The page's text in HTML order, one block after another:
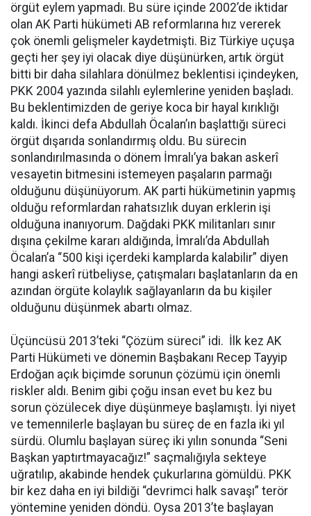
örgüt eylem yapmadı. Bu süre içinde 2002’de iktidar
olan AK Parti hükümeti AB reformlarına hız vererek
çok önemli gelişmeler kaydetmişti. Biz Türkiye uçuşa
geçti her şey iyi olacak diye düşünürken, artık örgüt
bitti bir daha silahlara dönülmez beklentisi içindeyken,
PKK 2004 yazında silahlı eylemlerine yeniden başladı.
Bu beklentimizden de geriye koca bir hayal kırıklığı
kaldı. İkinci defa Abdullah Öcalan’ın başlattığı süreci
örgüt dışarıda sonlandırmış oldu. Bu sürecin
sonlandırılmasında o dönem İmralı’ya bakan askerî
vesayetin bitmesini istemeyen paşaların parmağı
olduğunu düşünüyorum. AK parti hükümetinin yapmış
olduğu reformlardan rahatsızlık duyan erklerin işi
olduğuna inanıyorum. Dağdaki PKK militanları sınır
dışına çekilme kararı aldığında, İmralı’da Abdullah
Öcalan’a “500 kişi içerdeki kamplarda kalabilir” diyen
hangi askerî rütbeliyse, çatışmaları başlatanların da en
azından örgüte kolaylık sağlayanların da bu kişiler
olduğunu düşünmek abartı olmaz.
Üçüncüsü 2013’teki “Çözüm süreci” idi. İlk kez AK
Parti Hükümeti ve dönemin Başbakanı Recep Tayyip
Erdoğan açık biçimde sorunun çözümü için önemli
riskler aldı. Benim gibi çoğu insan evet bu kez bu
sorun çözülecek diye düşünmeye başlamıştı. İyi niyet
ve temennilerle başlayan bu süreç de en fazla iki yıl
sürdü. Olumlu başlayan süreç iki yılın sonunda “Seni
Başkan yaptırtmayacağız!” saçmalığıyla sekteye
uğratılıp, akabinde hendek çukurlarına gömüldü. PKK
bir kez daha en iyi bildiği “devrimci halk savaşı” terör
yöntemine yeniden döndü. Oysa 2013’te başlayan